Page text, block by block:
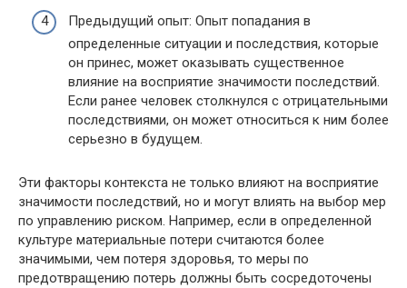
Предыдущий опыт: Опыт попадания в
определенные ситуации и последствия, которые
он принес, может оказывать существенное
влияние на восприятие значимости последствий.
Если ранее человек столкнулся с отрицательными
последствиями, он может относиться к ним более
серьезно в будущем.
Эти факторы контекста не только влияют на восприятие
значимости последствий, но и могут влиять на выбор мер
по управлению риском. Например, если в определенной
культуре материальные потери считаются более
значимыми, чем потеря здоровья, то меры по
предотвращению потерь должны быть сосредоточены